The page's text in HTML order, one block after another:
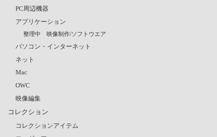
PC周辺機器
アプリケーション
整理中 映像制作/ソフトウエア
パソコン・インターネット
ネット
Mac
OWC
映像編集
コレクション
コレクションアイテム